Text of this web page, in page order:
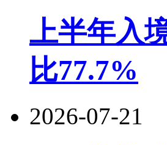
上半年入
比77.7%
2026-07-21